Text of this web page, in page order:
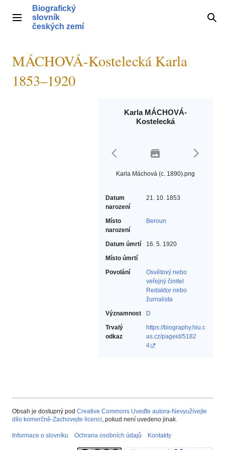
obsahHlavní menu
Biografický
slovník
českých zemí
MÁCHOVÁ-Kostelecká Karla
1853–1920
Karla MÁCHOVÁ-
Kostelecká
Karla Máchová (c. 1890).png
Datum
narození
21. 10. 1853
Místo
narození
Beroun
Datum úmrtí
16. 5. 1920
Místo úmrtí
Povolání
Osvětový nebo
veřejný činitel‎
Redaktor nebo
žurnalista‎
Významnost
D
Trvalý
odkaz
https://biography.hiu.c
as.cz/pageid/5182
4
Obsah je dostupný pod Creative Commons Uveďte autora-Nevyužívejte
dílo komerčně-Zachovejte licenci, pokud není uvedeno jinak.
Informace o slovníku Ochrana osobních údajů Kontakty